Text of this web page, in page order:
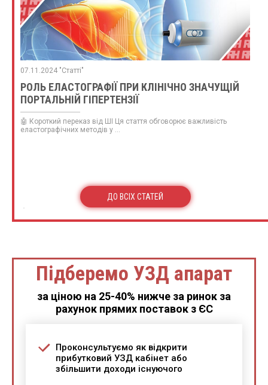
07.11.2024 "Статті"
РОЛЬ ЕЛАСТОГРАФІЇ ПРИ КЛІНІЧНО ЗНАЧУЩІЙ
ПОРТАЛЬНІЙ ГІПЕРТЕНЗІЇ
🤖 Короткий переказ від ШІ Ця стаття обговорює важливість
еластографічних методів у ...
ДО ВСІХ СТАТЕЙ
Підберемо УЗД апарат
за ціною на 25-40% нижче за ринок за
рахунок прямих поставок з ЄС
Проконсультуємо як відкрити
прибутковий УЗД кабінет або
збільшити доходи існуючого